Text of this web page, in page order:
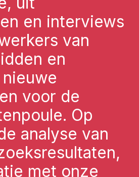
en interviews
van
en
voor de
Op
analyse van
met onze